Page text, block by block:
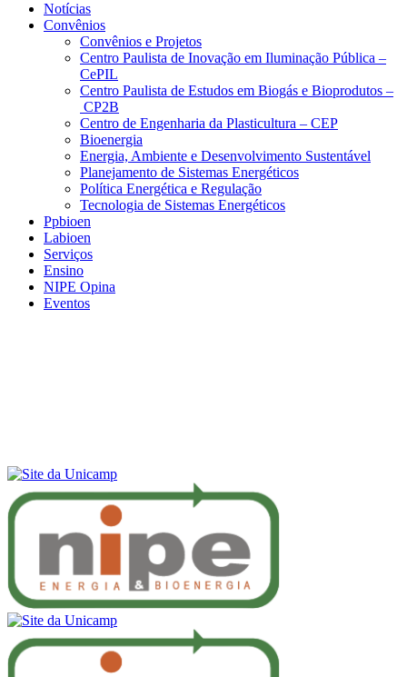
Notícias
Convênios
Convênios e Projetos
Centro Paulista de Inovação em Iluminação Pública –
CePIL
Centro Paulista de Estudos em Biogás e Bioprodutos –
CP2B
Centro de Engenharia da Plasticultura – CEP
Bioenergia
Energia, Ambiente e Desenvolvimento Sustentável
Planejamento de Sistemas Energéticos
Política Energética e Regulação
Tecnologia de Sistemas Energéticos
Ppbioen
Labioen
Serviços
Ensino
NIPE Opina
Eventos